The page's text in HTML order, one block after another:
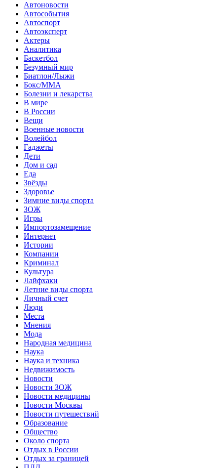
Автоновости
Автособытия
Автоспорт
Автоэксперт
Актеры
Аналитика
Баскетбол
Безумный мир
Биатлон/Лыжи
Бокс/MMA
Болезни и лекарства
В мире
В России
Вещи
Военные новости
Волейбол
Гаджеты
Дети
Дом и сад
Еда
Звёзды
Здоровье
Зимние виды спорта
ЗОЖ
Игры
Импортозамещение
Интернет
Истории
Компании
Криминал
Культура
Лайфхаки
Летние виды спорта
Личный счет
Люди
Места
Мнения
Мода
Народная медицина
Наука
Наука и техника
Недвижимость
Новости
Новости ЗОЖ
Новости медицины
Новости Москвы
Новости путешествий
Образование
Общество
Около спорта
Отдых в России
Отдых за границей